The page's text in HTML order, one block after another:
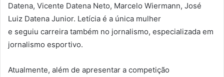
Datena, Vicente Datena Neto, Marcelo Wiermann, José
Luiz Datena Junior. Letícia é a única mulher
e seguiu carreira também no jornalismo, especializada em
jornalismo esportivo.
Atualmente, além de apresentar a competição